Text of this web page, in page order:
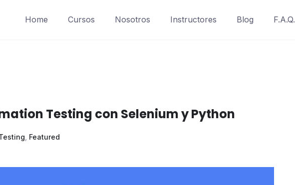
Home Cursos Nosotros Instructores Blog F.A.Q.
Testing con Selenium y Python
Featured